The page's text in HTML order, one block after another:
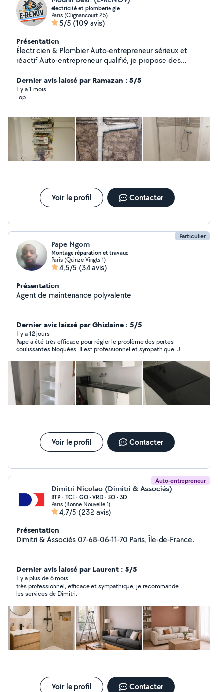
électricité et plomberie gle
Paris (Clignancourt 25)
5/5 (109 avis)
Présentation
Électricien & Plombier Auto-entrepreneur sérieux et
réactif Auto-entrepreneur qualifié, je propose des
rénovations, dépannage, mises aux normes) et en
plomberie (réparation de fuites, remplacement de
robinetterie, chauffe-eau, sanitaires, etc.). Intervention
particuliers et professionnels.
Dernier avis laissé par Ramazan : 5/5
Il y a 1 mois
Top.
Voir le profil Contacter
Particulier
Pape Ngom
Montage réparation et travaux
Paris (Quinze Vingts 1)
4,5/5 (34 avis)
Présentation
Agent de maintenance polyvalente
Dernier avis laissé par Ghislaine : 5/5
Il y a 12 jours
Pape a été très efficace pour régler le problème des portes
coulissantes bloquées. Il est professionnel et sympathique. Je
Voir le profil Contacter
Auto-entrepreneur
Dimitri Nicolao (Dimitri & Associés)
BTP · TCE · GO · VRD · SO · 3D
Paris (Bonne Nouvelle 1)
4,7/5 (232 avis)
Présentation
Dimitri & Associés 07-68-06-11-70 Paris, Île-de-France.
Dernier avis laissé par Laurent : 5/5
Il y a plus de 6 mois
très professionnel, efficace et sympathique, je recommande
les services de Dimitri.
Voir le profil Contacter